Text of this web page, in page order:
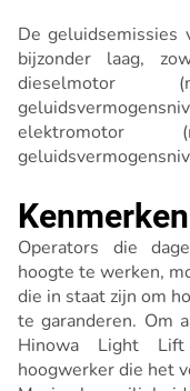
De
bijzonder laag,
dieselmotor
elektromotor
Kenmerken
Operators die
hoogte te werken,
die in staat zijn om
te garanderen. Om
Hinowa Light
hoogwerker die het